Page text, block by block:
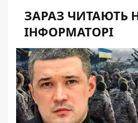
ЗАРАЗ ЧИТАЮТЬ
ІНФОРМАТОРІ